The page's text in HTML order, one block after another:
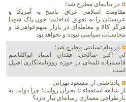
در بیانیه‌ای مطرح شد؛
مقاومت اسلامی عراق: پاسخ به آمریکا و
عربستان را به تعویق انداختیم/ خون پاک شهدا
هرگز کالا و معامله‌ای در بازار سهم‌خواهی‌ها و
محاسبات سیاسی نبوده و نخواهد بود
در پیام تسلیتی مطرح شد؛
لی اکبر صالحی: فقدان استاد ابوالقاسم
قاسم‌زاده ثلمه‌ای در حوزه روزنامه‌نگاری اصیل
است
یادداشتی از: مسعود تهرانی
از شایعه استعفاء تا بحران روایت؛ چرا دولت به
بازطراحی معماری رسانه‌ای نیاز دارد؟